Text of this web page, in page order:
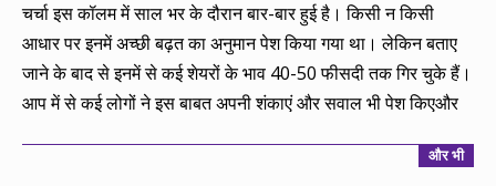
चर्चा इस कॉलम में साल भर के दौरान बार-बार हुई है। किसी न किसी
आधार पर इनमें अच्छी बढ़त का अनुमान पेश किया गया था। लेकिन बताए
जाने के बाद से इनमें से कई शेयरों के भाव 40-50 फीसदी तक गिर चुके हैं।
आप में से कई लोगों ने इस बाबत अपनी शंकाएं और सवाल भी पेश किएऔर
और भी